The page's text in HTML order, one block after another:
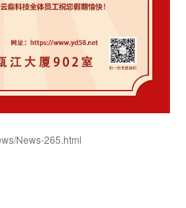
News-265.html